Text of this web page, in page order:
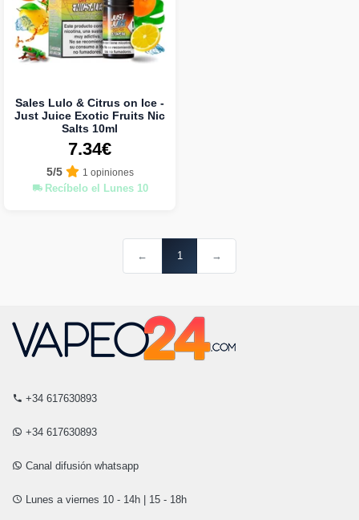
Sales Lulo & Citrus on Ice -
Just Juice Exotic Fruits Nic
Salts 10ml
7.34€
5/5 1 opiniones
Recíbelo el Lunes 10
← 1 →
+34 617630893
+34 617630893
Canal difusión whatsapp
Lunes a viernes 10 - 14h | 15 - 18h